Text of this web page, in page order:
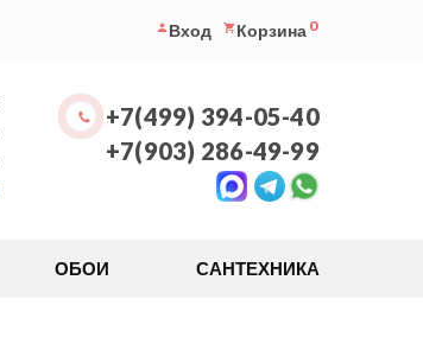
Вход Корзина 0
+7(499) 394-05-40
+7(903) 286-49-99
ОБОИ САНТЕХНИКА